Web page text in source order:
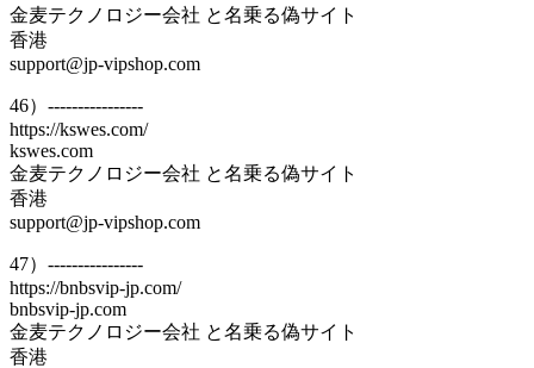
金麦テクノロジー会社 と名乗る偽サイト
香港
support@jp-vipshop.com
46）----------------
https://kswes.com/
kswes.com
金麦テクノロジー会社 と名乗る偽サイト
香港
support@jp-vipshop.com
47）----------------
https://bnbsvip-jp.com/
bnbsvip-jp.com
金麦テクノロジー会社 と名乗る偽サイト
香港